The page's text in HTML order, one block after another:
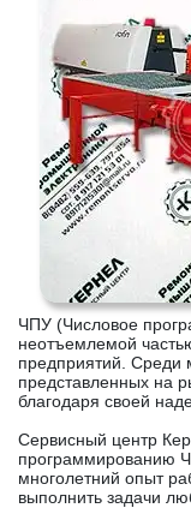
ЧПУ (Числовое
неотъемлемой
предприятий. Среди
представленных на
благодаря своей
Сервисный центр
программированию
многолетний опыт
выполнить задачи